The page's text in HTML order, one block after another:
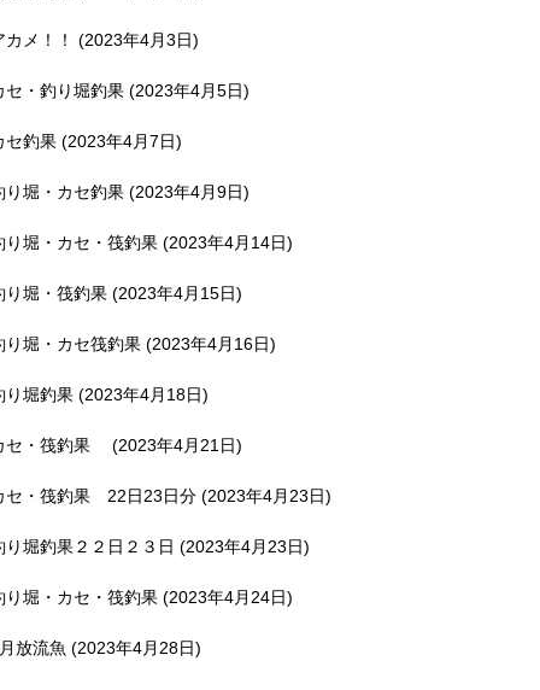
カメ！！ (2023年4月3日)
セ・釣り堀釣果 (2023年4月5日)
セ釣果 (2023年4月7日)
り堀・カセ釣果 (2023年4月9日)
り堀・カセ・筏釣果 (2023年4月14日)
り堀・筏釣果 (2023年4月15日)
り堀・カセ筏釣果 (2023年4月16日)
り堀釣果 (2023年4月18日)
セ・筏釣果 (2023年4月21日)
セ・筏釣果 22日23日分 (2023年4月23日)
り堀釣果２２日２３日 (2023年4月23日)
り堀・カセ・筏釣果 (2023年4月24日)
放流魚 (2023年4月28日)